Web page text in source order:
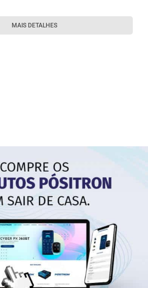
MAIS DETALHES